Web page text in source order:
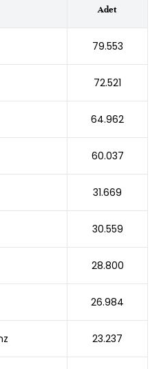
Adet
79.553
72.521
64.962
60.037
31.669
30.559
28.800
26.984
23.237